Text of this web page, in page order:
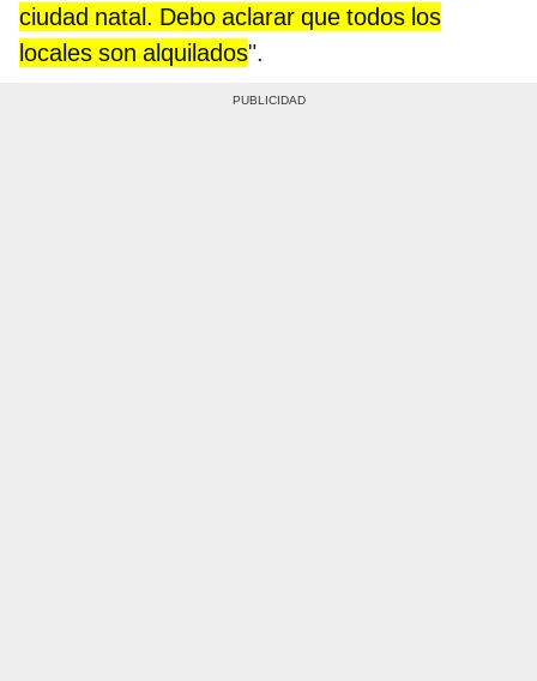
ciudad natal. Debo aclarar que todos los
locales son alquilados".